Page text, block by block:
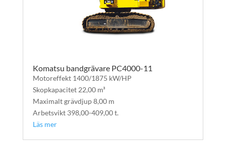
Komatsu bandgrävare PC4000-11
Motoreffekt 1400/1875 kW/HP
Skopkapacitet 22,00 m³
Maximalt grävdjup 8,00 m
Arbetsvikt 398,00-409,00 t.
Läs mer